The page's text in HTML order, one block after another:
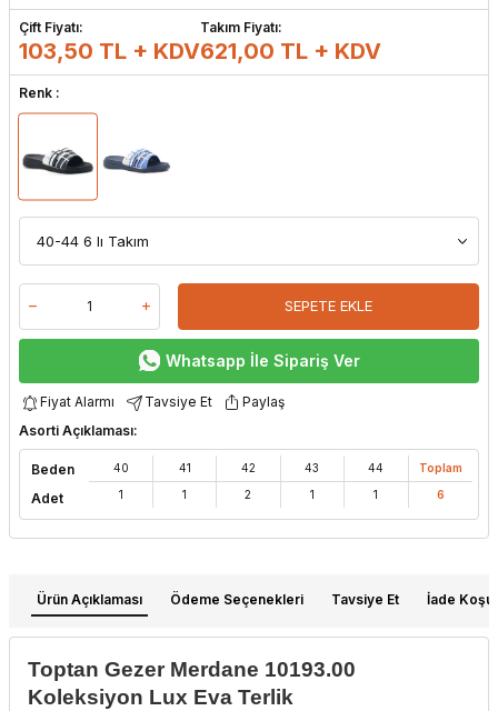
Çift Fiyatı:
103,50 TL + KDV
Takım Fiyatı:
621,00 TL + KDV
Renk :
SEPETE EKLE
Whatsapp İle Sipariş Ver
Fiyat Alarmı Tavsiye Et
Paylaş
Asorti Açıklaması:
Beden
Adet
40
1
41
1
42
2
43
1
44
1
Toplam
6
Ürün Açıklaması Ödeme Seçenekleri Tavsiye Et İade
Toptan Gezer Merdane 10193.00
Koleksiyon Lux Eva Terlik